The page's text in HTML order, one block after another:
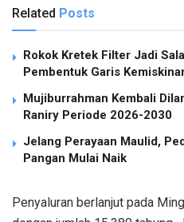
Related Posts
Rokok Kretek Filter Jadi
Pembentuk Garis
Mujiburrahman Kembali
Raniry Periode 2026-2030
Jelang Perayaan Maulid,
Pangan Mulai Naik
Penyaluran berlanjut pada